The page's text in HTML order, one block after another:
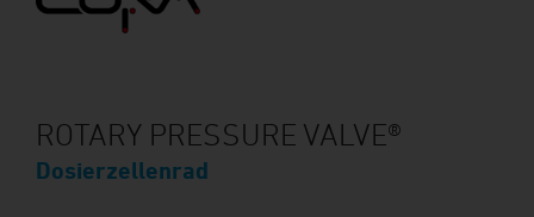
ROTARY PRESSURE VALVE®
Dosierzellenrad